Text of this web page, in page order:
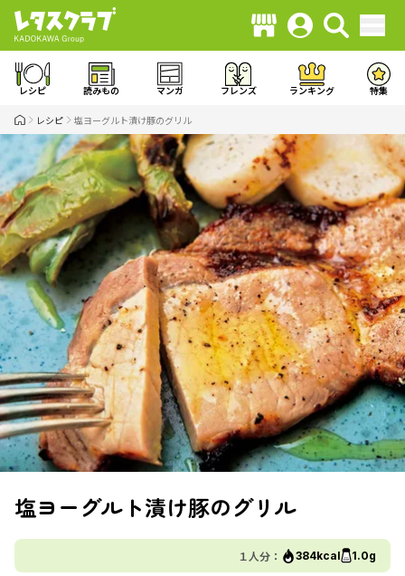
レシピ 読みもの マンガ フレンズ ランキング 特集
レシピ 塩ヨーグルト漬け豚のグリル
塩ヨーグルト漬け豚のグリル
１人分： 384kcal 1.0g